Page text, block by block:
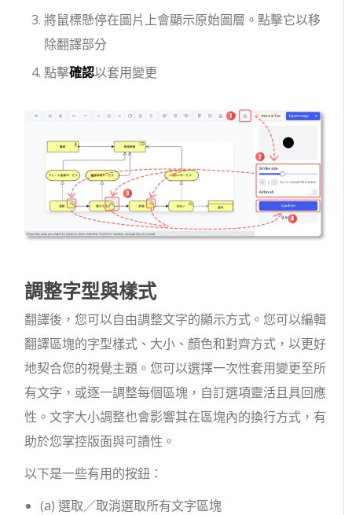
將鼠標懸停在圖片上會顯示原始圖層。點擊它以移
除翻譯部分
點擊確認以套用變更
調整字型與樣式
翻譯後，您可以自由調整文字的顯示方式。您可以編輯
翻譯區塊的字型樣式、大小、顏色和對齊方式，以更好
地契合您的視覺主題。您可以選擇一次性套用變更至所
有文字，或逐一調整每個區塊，自訂選項靈活且具回應
性。文字大小調整也會影響其在區塊內的換行方式，有
助於您掌控版面與可讀性。
以下是一些有用的按鈕：
(a) 選取／取消選取所有文字區塊